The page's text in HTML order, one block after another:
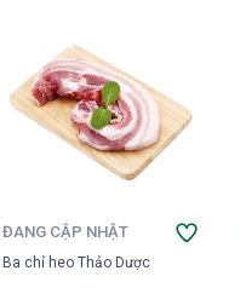
ĐANG CẬP NHẬT
Ba chỉ heo Thảo Dược